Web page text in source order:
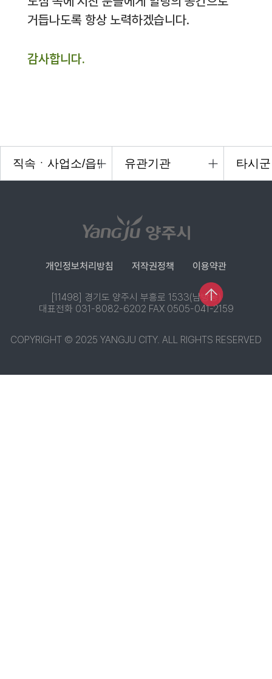
거듭나도록 항상 노력하겠습니다.
감사합니다.
개인정보처리방침 저작권정책 이용약관
[11498] 경기도 양주시 부흥로 1533(남방동)
대표전화 031-8082-6202 FAX 0505-041-2159
COPYRIGHT © 2025 YANGJU CITY. ALL RIGHTS RESERVED